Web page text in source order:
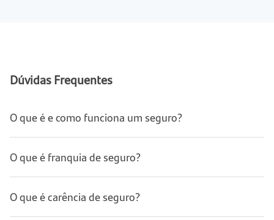
Dúvidas Frequentes
O que é e como funciona um seguro?
O que é franquia de seguro?
O que é carência de seguro?